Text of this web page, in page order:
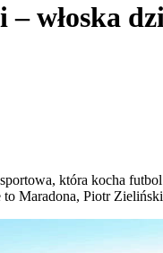
włoska
która kocha
to Maradona, Piotr